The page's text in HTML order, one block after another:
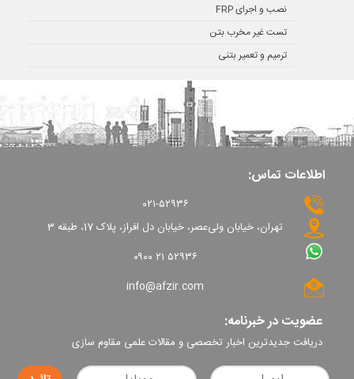
نصب و اجرای FRP
تست غیر مخرب بتن
ترمیم و تعمیر بتنی
اطلاعات تماس:
۰۲۱-۵۲۹۳۶
تهران، خیابان ولی‌عصر، خیابان دل افراز، پلاک 17، طبقه 3
۰۹۰۰ ۲۱ ۵۲۹۳۶
info@afzir.com
عضویت در خبرنامه:
دریافت جدیدترین اخبار تخصصی و مقالات علمی مقاوم سازی